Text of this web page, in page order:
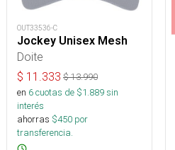
OUT33536-C
Jockey Unisex Mesh
Doite
$ 11.333 $13.990
en 6cuotas de $1.889sin
interés
ahorras $450 por
transferencia.